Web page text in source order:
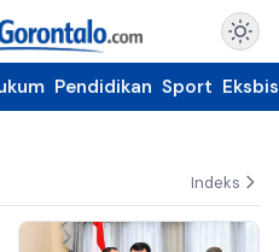
Pendidikan Sport Eksbis
Indeks